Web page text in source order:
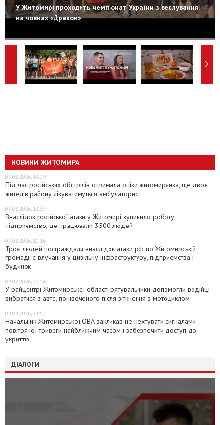
У Житомирі проходить чемпіонат України з веслування
на човнах «Дракон»
НОВИНИ ЖИТОМИРА
09.08.2026, 14:09
Під час російських обстрілів отримала опіки житомирянка, ще двоє
жителів району лікуватимуться амбулаторно
09.08.2026, 13:37
Внаслідок російської атаки у Житомирі зупинило роботу
підприємство, де працювали 3500 людей
09.08.2026, 10:16
Троє людей постраждали внаслідок атаки рф по Житомирській
громаді: є влучання у цивільну інфраструктуру, підприємства і
будинок
08.08.2026, 22:06
У райцентрі Житомирської області рятувальники допомогли водійці
вибратися з авто, понівеченого після зіткнення з мотоциклом
08.08.2026, 21:53
Начальник Житомирської ОВА закликав не нехтувати сигналами
повітряної тривоги найближчим часом і забезпечити доступ до
укриттів
ДІАЛОГИ